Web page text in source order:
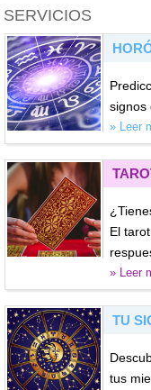
SERVICIOS
signos
» Leer
El
» Leer
TU
tus